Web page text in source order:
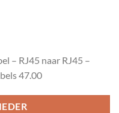
– RJ45 naar RJ45 –
47.00